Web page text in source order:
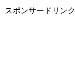
スポンサードリンク